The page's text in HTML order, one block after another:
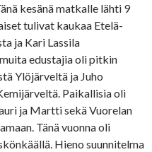
kesänä matkalle lähti 9
tulivat kaukaa Etelä-
ja Kari Lassila
edustajia oli pitkin
Ylöjärveltä ja Juho
Paikallisia oli
ja Martti sekä Vuorelan
Tänä vuonna oli
Hieno suunnitelma